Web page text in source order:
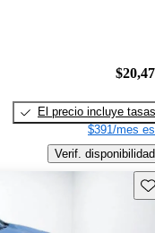
El precio incluye tasas
$391/mes
Verif. disponibilidad